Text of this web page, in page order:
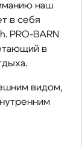
наш
в себя
PRO-BARN
в
видом,